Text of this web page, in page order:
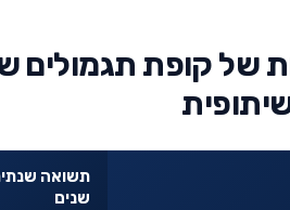
של קופת תגמולים
שנים